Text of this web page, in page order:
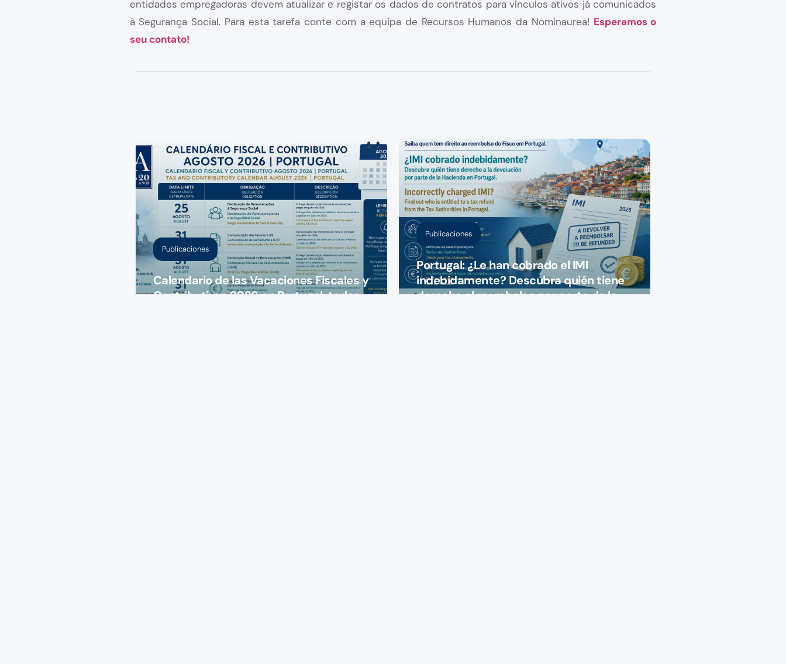
entidades empregadoras devem atualizar e registar os dados de contratos para vínculos ativos já comunicados
à Segurança Social. Para esta tarefa conte com a equipa de Recursos Humanos da Nominaurea! Esperamos o
seu contato!
Publicaciones
Calendario de las Vacaciones Fiscales y
Contributivas 2026 en Portugal: todas
Publicaciones
Portugal: ¿Le han cobrado el IMI
indebidamente? Descubra quién tiene
derecho al reembolso por parte de la